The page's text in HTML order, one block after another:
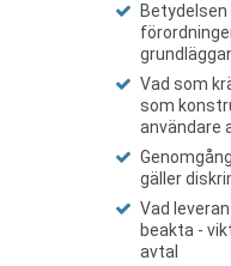
Betydelsen
Vad som
som
användare
gäller
Vad
beakta -
avtal